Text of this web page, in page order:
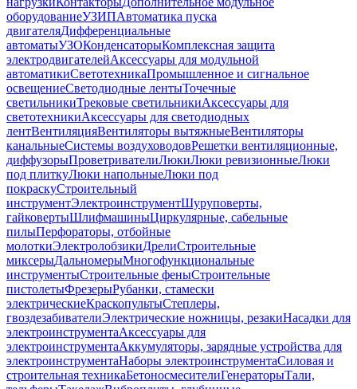
оборудованиеУЗИПАвтоматика пуска
двигателяДифференциальные
автоматыУЗОКонденсаторыКомплексная защита
электродвигателейАксессуары для модульной
автоматикиСветотехникаПромышленное и сигнальное
освещениеСветодиодные лентыТочечные
светильникиТрековые светильникиАксессуары для
светотехникиАксессуары для светодиодных
лентВентиляцияВентиляторы вытяжныеВентиляторы
канальныеСистемы воздуховодовРешетки вентиляционные,
диффузорыПроветривателиЛюкиЛюки ревизионныеЛюки
под плиткуЛюки напольныеЛюки под
покраскуСтроительный
инструментЭлектроинструментШуруповерты,
гайковертыШлифмашиныЦиркулярные, сабельные
пилыПерфораторы, отбойные
молоткиЭлектролобзикиДрелиСтроительные
миксерыДальномерыМногофункциональные
инструментыСтроительные феныСтроительные
пистолетыФрезерыРубанки, стамески
электрическиеКраскопультыСтеплеры,
гвоздезабивателиЭлектрические ножницы, резакиНасадки для
электроинструментаАксессуары для
электроинструментаАккумуляторы, зарядные устройства для
электроинструментаНаборы электроинструментаСиловая и
строительная техникаБетоносмесителиГенераторыТали,